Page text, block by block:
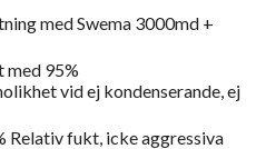
med Swema 3000md +
95%
vid ej kondenserande, ej
Relativ fukt, icke aggressiva